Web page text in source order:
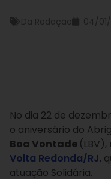
Da Redação 04/
No dia 22 de
o aniversário do
Boa Vontade
Volta Redonda/RJ,
atuação Solidária.